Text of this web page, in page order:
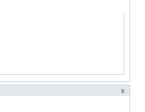
9